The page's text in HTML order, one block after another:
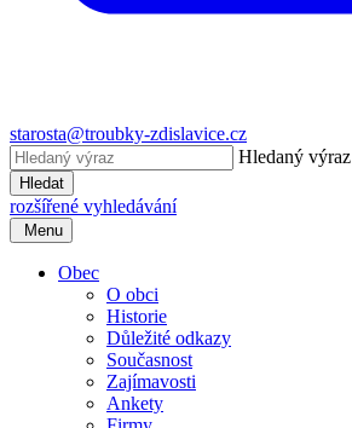
starosta@troubky-zdislavice.cz
Hledaný výraz
Hledat
rozšířené vyhledávání
Menu
Obec
O obci
Historie
Důležité odkazy
Současnost
Zajímavosti
Ankety